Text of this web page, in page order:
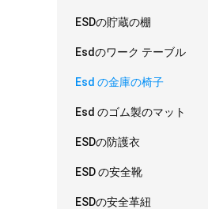
ESDの貯蔵の棚
Esdのワーク テーブル
Esd の金庫の椅子
Esd のゴム製のマット
ESDの防護衣
ESD の安全靴
ESDの安全革紐